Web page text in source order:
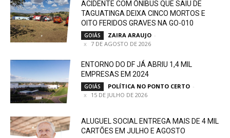
ACIDENTE COM ÔNIBUS QUE SAIU DE
TAGUATINGA DEIXA CINCO MORTOS E
OITO FERIDOS GRAVES NA GO-010
GOIÁS ZAIRA ARAUJO -
7 DE AGOSTO DE 2026
ENTORNO DO DF JÁ ABRIU 1,4 MIL
EMPRESAS EM 2024
GOIÁS POLÍTICA NO PONTO CERTO -
15 DE JULHO DE 2026
ALUGUEL SOCIAL ENTREGA MAIS DE 4 MIL
CARTÕES EM JULHO E AGOSTO